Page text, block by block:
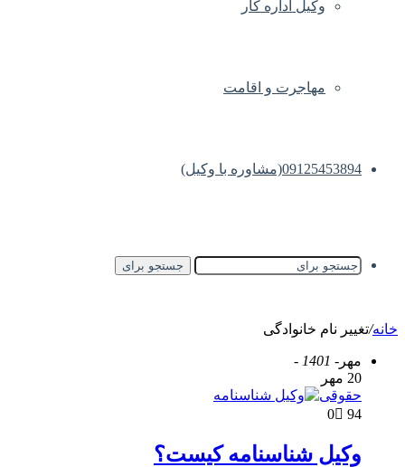
وکیل اداره کار
مهاجرت و اقامت
09125453894(مشاوره با وکیل)
جستجو برای
خانه/تغییر نام خانوادگی
مهر - 1401 -
20 مهر
حقوقی
0
94
وکیل شناسنامه کیست؟